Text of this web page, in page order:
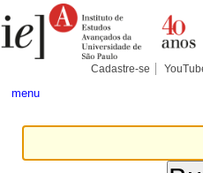
para
conteúdo.
Pessoais
Cadastre-se
menu